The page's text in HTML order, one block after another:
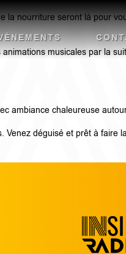
la nourriture seront là pour
musicales par la
ambiance chaleureuse
déguisé et prêt à faire